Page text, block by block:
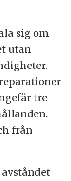
sig om
utan
tre
från